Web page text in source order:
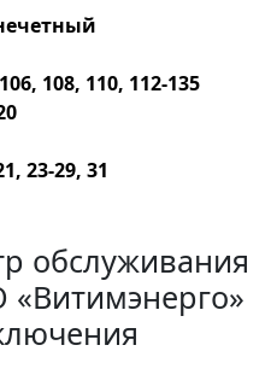
108, 110, 112-135
23-29, 31
обслуживания
«Витимэнерго»